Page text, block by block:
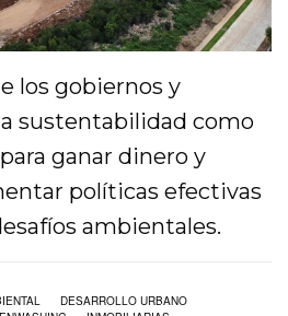
los gobiernos y
sustentabilidad como
ganar dinero y
políticas efectivas
ambientales.
DESARROLLO URBANO